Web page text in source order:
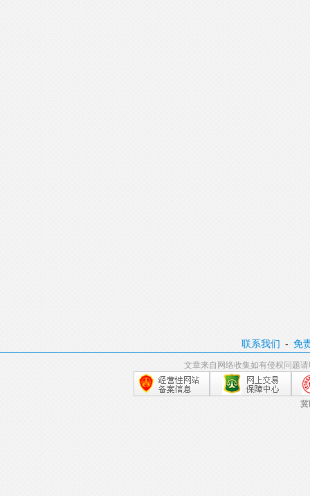
联系我们 -免
文章来自网络收集如有侵权问题